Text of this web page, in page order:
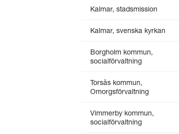
Kalmar, stadsmission
Kalmar, svenska kyrkan
Borgholm kommun,
socialförvaltning
Torsås kommun,
Omorgsförvaltning
Vimmerby kommun,
socialförvaltning